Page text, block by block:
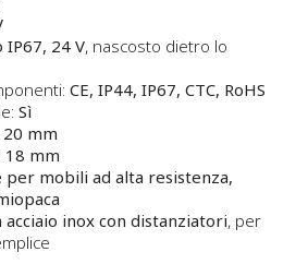
IP67, 24 V, nascosto dietro lo
CE, IP44, IP67, CTC, RoHS
Sì
20 mm
18 mm
per mobili ad alta resistenza,
acciaio inox con distanziatori, per